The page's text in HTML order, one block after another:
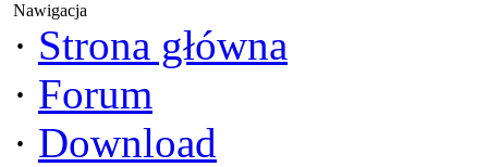
Nawigacja
· Strona główna
· Forum
· Download